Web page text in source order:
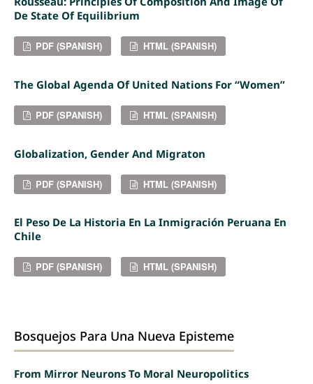
De State Of Equilibrium
PDF (SPANISH) HTML (SPANISH)
The Global Agenda Of United Nations For “Women”
PDF (SPANISH) HTML (SPANISH)
Globalization, Gender And Migraton
PDF (SPANISH) HTML (SPANISH)
El Peso De La Historia En La Inmigración Peruana En
Chile
PDF (SPANISH) HTML (SPANISH)
Bosquejos Para Una Nueva Episteme
From Mirror Neurons To Moral Neuropolitics